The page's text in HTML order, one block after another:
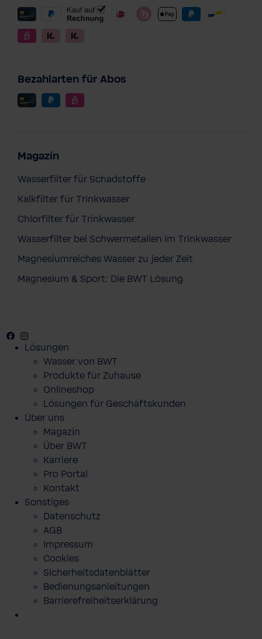
Bezahlarten für Abos
Magazin
Wasserfilter für Schadstoffe
Kalkfilter für Trinkwasser
Chlorfilter für Trinkwasser
Wasserfilter bei Schwermetallen im Trinkwasser
Magnesiumreiches Wasser zu jeder Zeit
Magnesium & Sport: Die BWT Lösung
Facebook
Youtube
Lösungen
Wasser von BWT
Produkte für Zuhause
Onlineshop
Lösungen für Geschäftskunden
Über uns
Magazin
Über BWT
Karriere
Pro Portal
Kontakt
Sonstiges
Datenschutz
AGB
Impressum
Cookies
Sicherheitsdatenblätter
Bedienungsanleitungen
Barrierefreiheitserklärung